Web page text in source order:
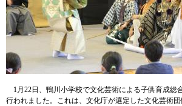
1月22日、鴨川小学校で文化芸術による子供育成総
行われました。これは、文化庁が選定した文化芸術